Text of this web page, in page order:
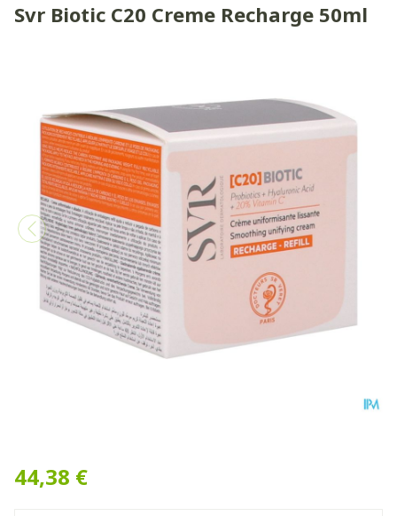
Svr Biotic C20 Creme Recharge 50ml
44,38 €